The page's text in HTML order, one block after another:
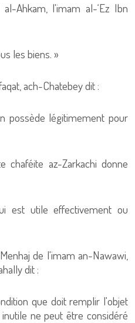
Ahkam, l'imam al-‘Ez Ibn
les biens. »
ach-Chatebey dit :
possède légitimement pour
chaféite az-Zarkachi donne
est utile effectivement ou
de l'imam an-Nawawi,
dit :
que doit remplir l'objet
ne peut être considéré